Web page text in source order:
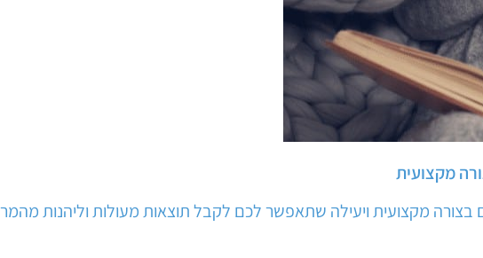
מקצועית
מקצועית ויעילה שתאפשר לכם לקבל תוצאות מעולות וליהנות